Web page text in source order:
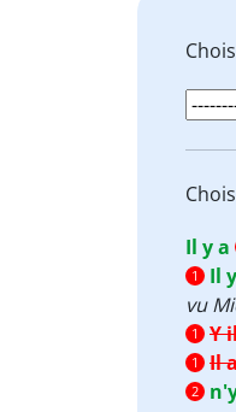
Il y a
1 Il
vu
1 Y
1 Il
2